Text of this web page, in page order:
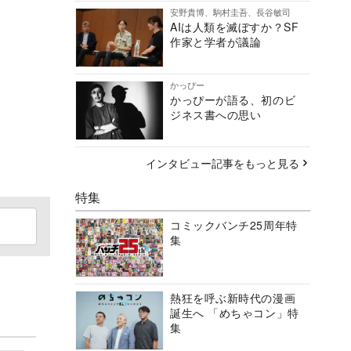
安野貴博、駒村圭吾、長谷敏司
AIは人類を滅ぼすか？SF
作家と学者が議論
かっぴー
かっぴーが語る、初のビ
ジネス書への思い
インタビュー記事をもっと見る
特集
コミックバンチ25周年特
集
熱狂を呼ぶ新時代の漫画
誕生へ 「めちゃコン」特
集